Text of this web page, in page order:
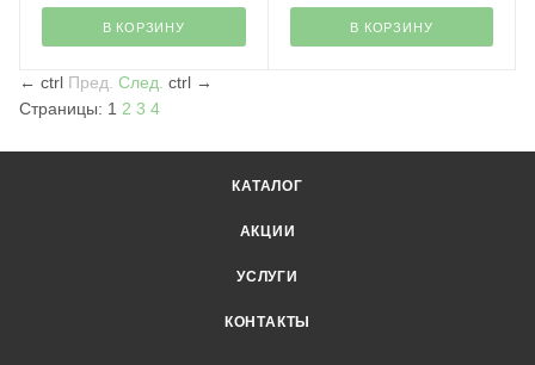
В КОРЗИНУ В КОРЗИНУ
← ctrl Пред. След. ctrl →
Страницы: 1 2 3 4
КАТАЛОГ
АКЦИИ
УСЛУГИ
КОНТАКТЫ